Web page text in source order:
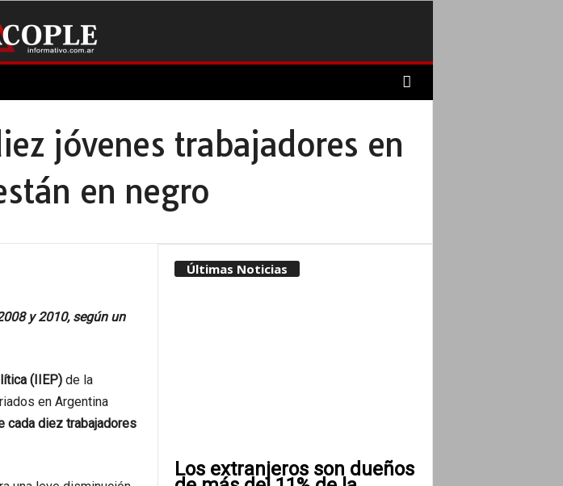
jóvenes trabajadores en
en negro
y 2010, según un
(IIEP)de la
en Argentina
cada diez trabajadores
Últimas Noticias
Los extranjeros son dueños